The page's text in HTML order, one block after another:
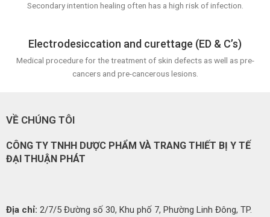
Secondary intention healing often has a high risk of infection.
Electrodesiccation and curettage (ED & C’s)
Medical procedure for the treatment of skin defects as well as pre-
cancers and pre-cancerous lesions.
VỀ CHÚNG TÔI
CÔNG TY TNHH DƯỢC PHẨM VÀ TRANG THIẾT BỊ Y TẾ
ĐẠI THUẬN PHÁT
Địa chỉ: 2/7/5 Đường số 30, Khu phố 7, Phường Linh Đông, TP.